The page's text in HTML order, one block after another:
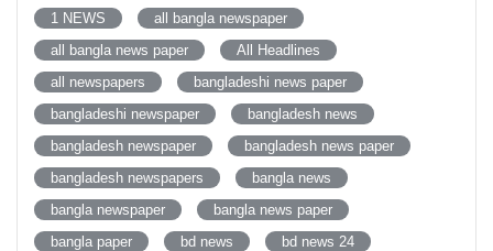
1 NEWS
all bangla newspaper
all bangla news paper
All Headlines
all newspapers
bangladeshi news paper
bangladeshi newspaper
bangladesh news
bangladesh newspaper
bangladesh news paper
bangladesh newspapers
bangla news
bangla newspaper
bangla news paper
bangla paper
bd news
bd news 24